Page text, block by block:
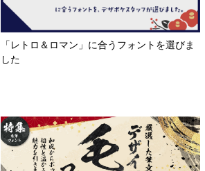
「レトロ＆ロマン」に合うフォントを選びま
した